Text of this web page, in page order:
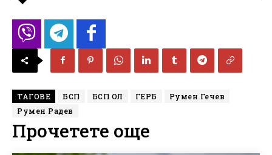
ТАГОВЕ БСП БСП ОЛ ГЕРБ
Румен Гечев
Румен Радев
Прочетете още